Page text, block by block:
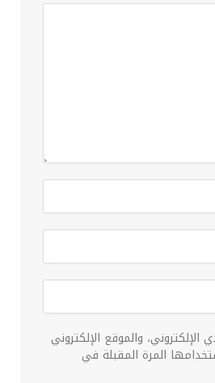
والموقع الإلكتروني
المرة المقبلة في